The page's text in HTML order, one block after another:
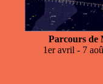
Parcours de
1er avril - 7